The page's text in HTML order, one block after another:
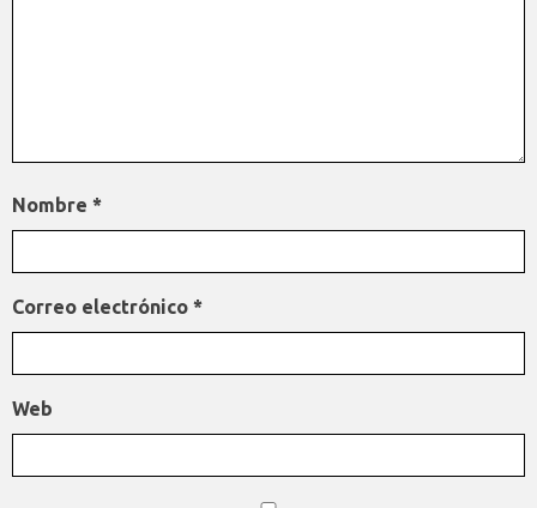
Nombre *
Correo electrónico *
Web